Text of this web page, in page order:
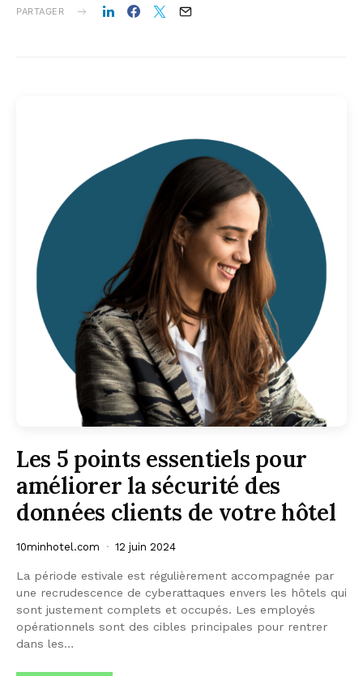
PARTAGER
Les 5 points essentiels pour
améliorer la sécurité des
données clients de votre hôtel
10minhotel.com 12 juin 2024
La période estivale est régulièrement accompagnée par
une recrudescence de cyberattaques envers les hôtels qui
sont justement complets et occupés. Les employés
opérationnels sont des cibles principales pour rentrer
dans les…